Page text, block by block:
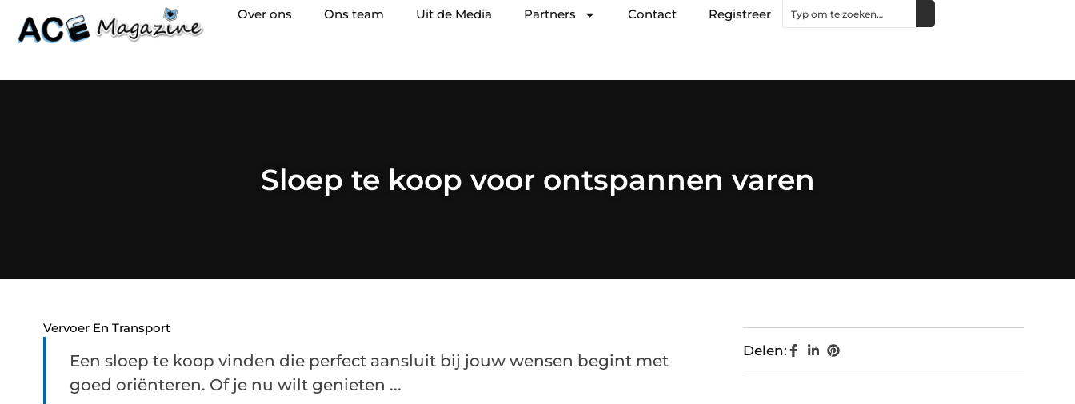
Over ons Ons team Uit de Media Partners Contact Registreer
Sloep te koop voor ontspannen varen
Vervoer En Transport
Een sloep te koop vinden die perfect aansluit bij jouw wensen begint met
goed oriënteren. Of je nu wilt genieten ...
Delen: